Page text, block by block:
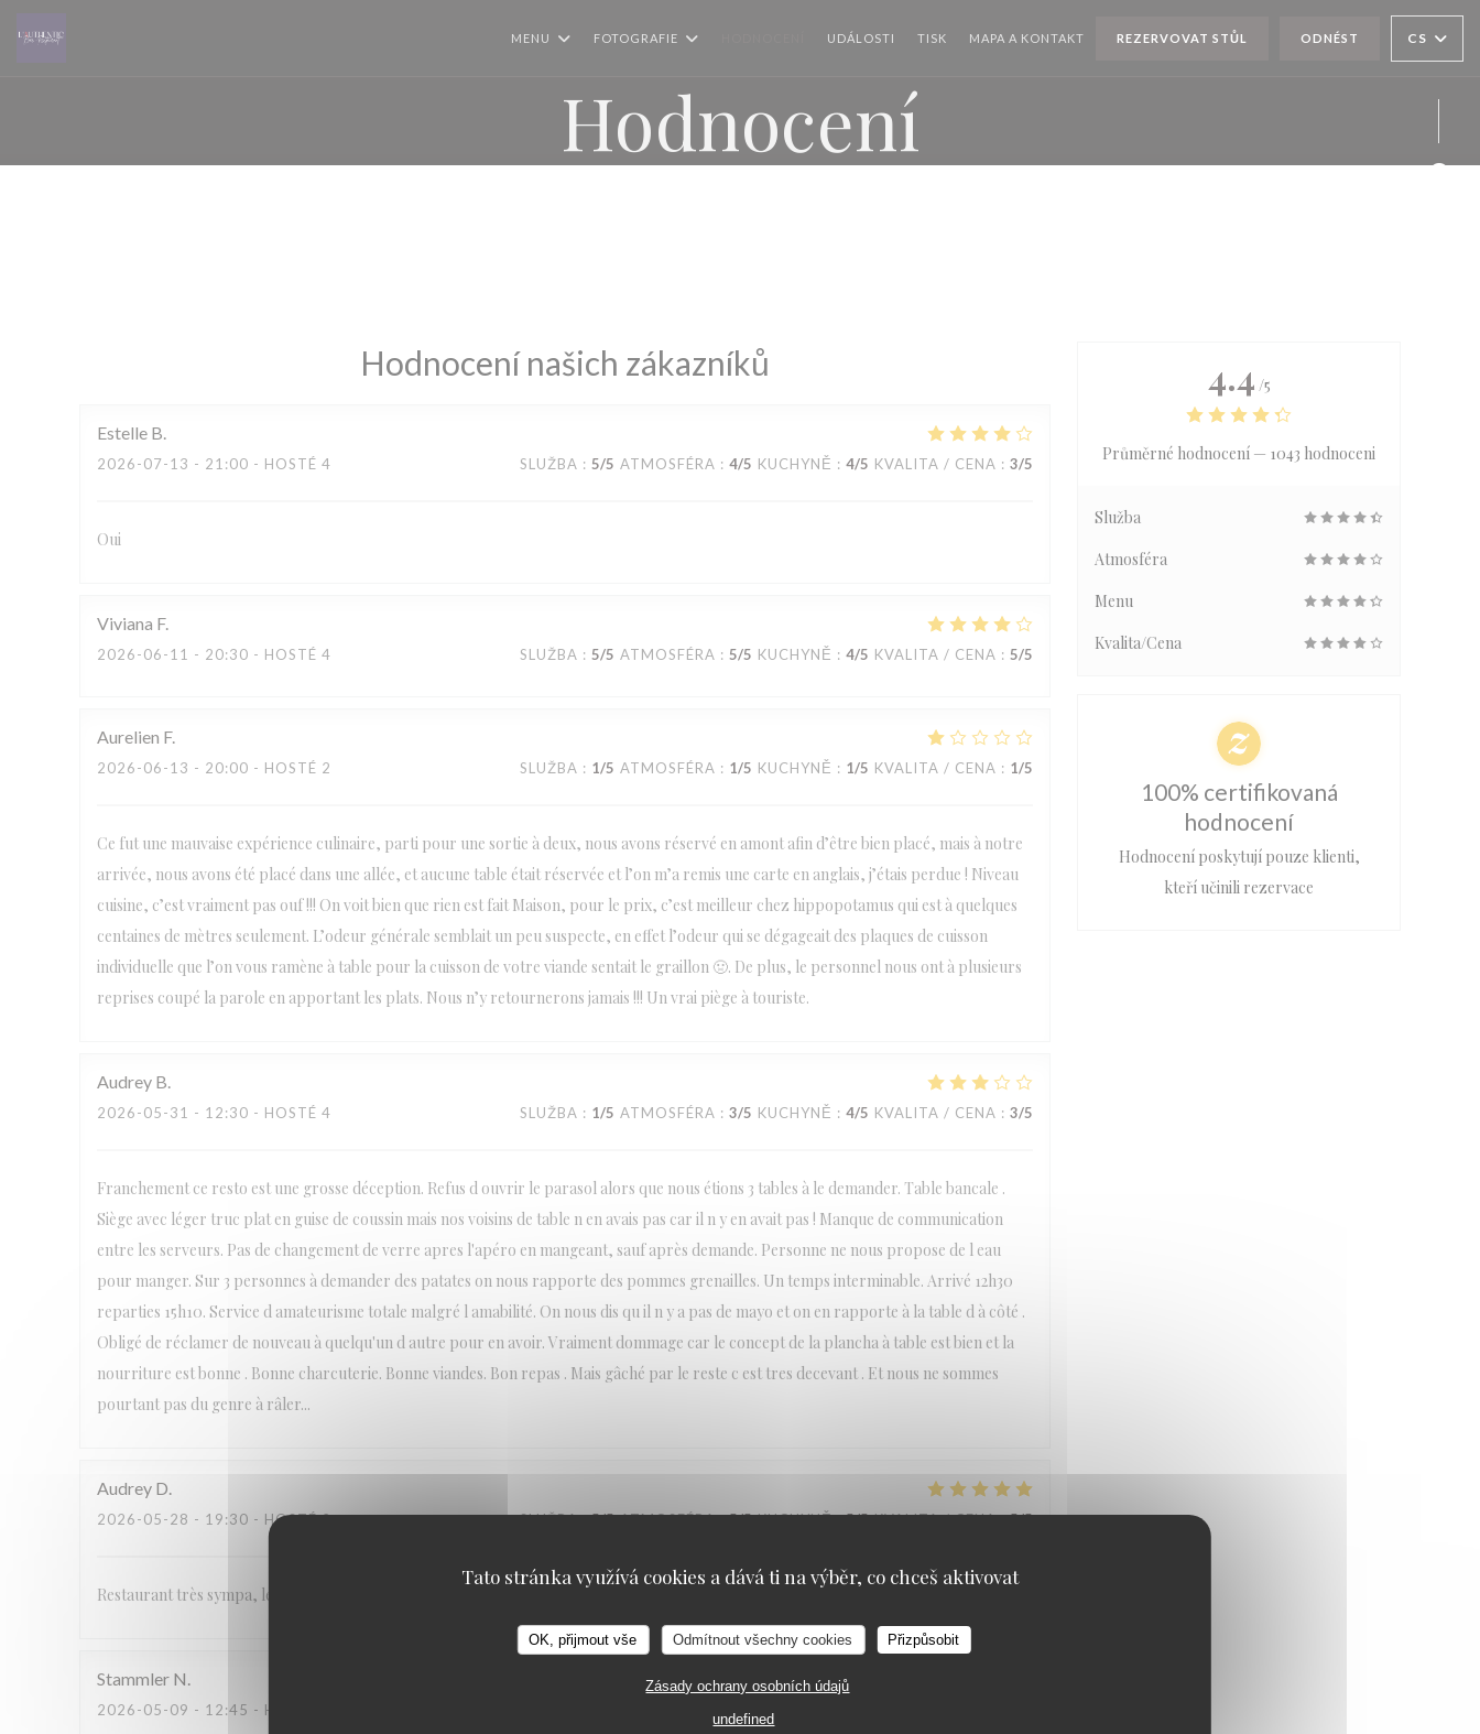
Tato stránka využívá cookies a dává ti na výběr, co chceš aktivovat
OK, přijmout vše Odmítnout všechny cookies Přizpůsobit
Zásady ochrany osobních údajů
undefined
MENU FOTOGRAFIE UDÁLOSTI TISK MAPA A KONTAKT REZERVOVAT STŮL ODNÉST CS
Hodnocení
Hodnocení našich zákazníků
Estelle B
2026-07-13 - 21:00 - HOSTÉ 4 SLUŽBA : 5/5 ATMOSFÉRA : 4/5 KUCHYNĚ : 4/5 KVALITA / CENA : 3/5
Oui
Viviana F
2026-06-11 - 20:30 - HOSTÉ 4 SLUŽBA : 5/5 ATMOSFÉRA : 5/5 KUCHYNĚ : 4/5 KVALITA / CENA : 5/5
Aurelien F
2026-06-13 - 20:00 - HOSTÉ 2 SLUŽBA : 1/5 ATMOSFÉRA : 1/5 KUCHYNĚ : 1/5 KVALITA / CENA : 1/5
Ce fut une mauvaise expérience culinaire, parti pour une sortie à deux, nous avons réservé en amont afin d’être bien placé, mais à notre
arrivée, nous avons été placé dans une allée, et aucune table était réservée et l’on m’a remis une carte en anglais, j’étais perdue ! Niveau
cuisine, c’est vraiment pas ouf !!! On voit bien que rien est fait Maison, pour le prix, c’est meilleur chez hippopotamus qui est à quelques
centaines de mètres seulement. L’odeur générale semblait un peu suspecte, en effet l’odeur qui se dégageait des plaques de cuisson
individuelle que l’on vous ramène à table pour la cuisson de votre viande sentait le graillon 🤢. De plus, le personnel nous ont à plusieurs
reprises coupé la parole en apportant les plats. Nous n’y retournerons jamais !!! Un vrai piège à touriste.
Audrey B
2026-05-31 - 12:30 - HOSTÉ 4 SLUŽBA : 1/5 ATMOSFÉRA : 3/5 KUCHYNĚ : 4/5 KVALITA / CENA : 3/5
Franchement ce resto est une grosse déception. Refus d ouvrir le parasol alors que nous étions 3 tables à le demander. Table bancale .
Siège avec léger truc plat en guise de coussin mais nos voisins de table n en avais pas car il n y en avait pas ! Manque de communication
entre les serveurs. Pas de changement de verre apres l'apéro en mangeant, sauf après demande. Personne ne nous propose de l eau
pour manger. Sur 3 personnes à demander des patates on nous rapporte des pommes grenailles. Un temps interminable. Arrivé 12h30
reparties 15h10. Service d amateurisme totale malgré l amabilité. On nous dis qu il n y a pas de mayo et on en rapporte à la table d à côté .
Obligé de réclamer de nouveau à quelqu'un d autre pour en avoir. Vraiment dommage car le concept de la plancha à table est bien et la
nourriture est bonne . Bonne charcuterie. Bonne viandes. Bon repas . Mais gâché par le reste c est tres decevant . Et nous ne sommes
pourtant pas du genre à râler...
Audrey D
2026-05-28 - 19:30 - HOSTÉ 2 SLUŽBA: 5/5 ATMOSFÉRA: 5/5 KUCHYNĚ: 5/5 KVALITA / CENA: 5/5
Restaurant très sympa, le service est souriant et rapide. Les assiettes sont bien garnis ! J’y retournerai avec plaisir !
Stammler N
2026-05-09 - 12:45 - HOSTÉ 6 4 /5 KUCHYNĚ
4.4 /5
Průměrné hodnocení — 1043 hodnoceni
Služba
Atmosféra
Menu
Kvalita/Cena
100% certifikovaná
hodnocení
Hodnocení poskytují pouze klienti,
kteří učinili rezervace